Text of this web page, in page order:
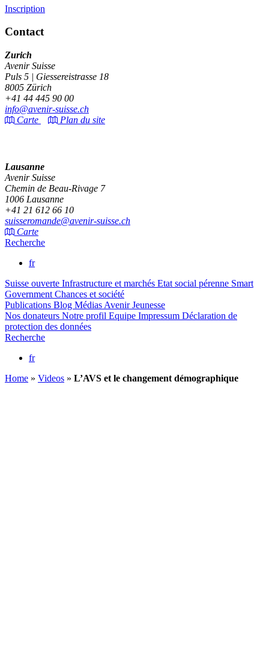
Inscription
Contact
Zurich
Avenir Suisse
Puls 5 | Giessereistrasse 18
8005 Zürich
+41 44 445 90 00
info@avenir-suisse.ch
Carte
Plan du site
Lausanne
Avenir Suisse
Chemin de Beau-Rivage 7
1006 Lausanne
+41 21 612 66 10
suisseromande@avenir-suisse.ch
Carte
Recherche
fr
Suisse ouverte Infrastructure et marchés Etat social pérenne Smart
Government Chances et société
Publications Blog Médias Avenir Jeunesse
Nos donateurs Notre profil Equipe Impressum Déclaration de
protection des données
Recherche
fr
Home » Videos » L’AVS et le changement démographique